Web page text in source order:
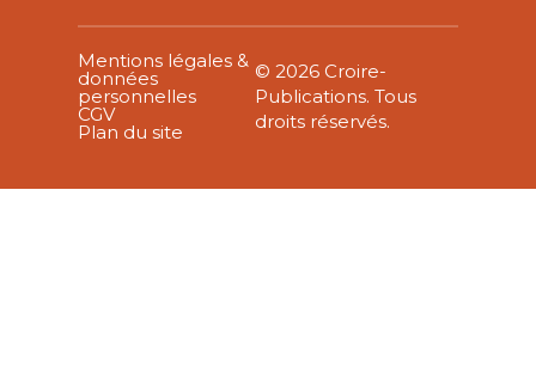
Mentions légales &
données
personnelles
CGV
Plan du site
© 2026 Croire-
Publications. Tous
droits réservés.